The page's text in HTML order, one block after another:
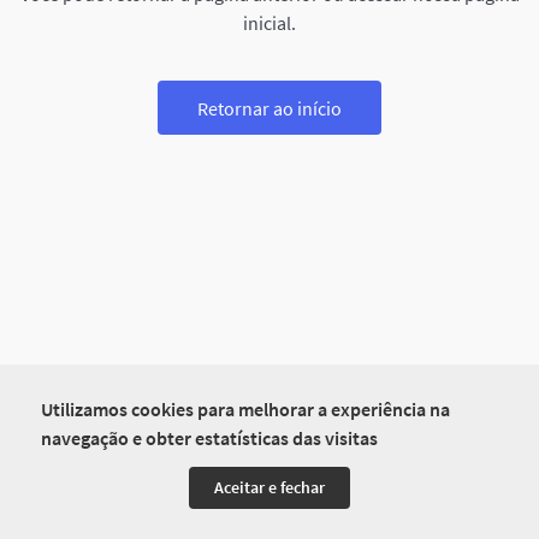
Utilizamos cookies para melhorar a experiência na
navegação e obter estatísticas das visitas
Aceitar e fechar
inicial.
Retornar ao início